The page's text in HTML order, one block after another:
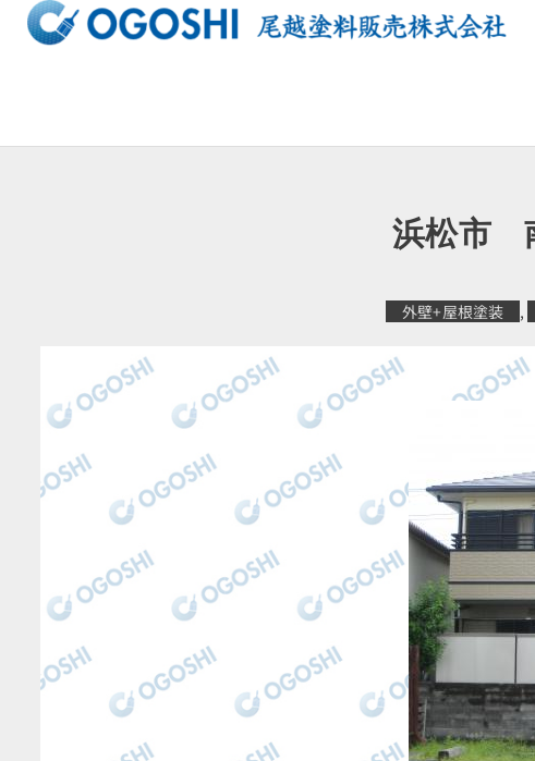
ッ
浜松市
外壁+屋根塗装 ,